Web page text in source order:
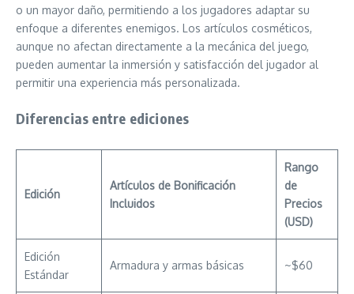
o un mayor daño, permitiendo a los jugadores adaptar su
enfoque a diferentes enemigos. Los artículos cosméticos,
aunque no afectan directamente a la mecánica del juego,
pueden aumentar la inmersión y satisfacción del jugador al
permitir una experiencia más personalizada.
Diferencias entre ediciones
Edición
Artículos de Bonificación
Incluidos
Rango
de
Precios
(USD)
Edición
Estándar
Armadura y armas básicas ~$60